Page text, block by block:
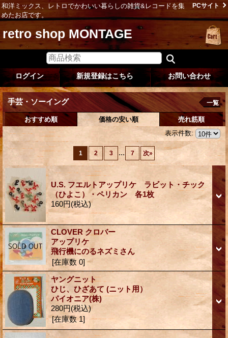
和洋ミックス、レトロでかわいい暮らしの雑貨&レコードを集
めたお店です。
PCサイト
retro shop MONTAGE
ログイン 新規登録はこちら お問い合わせ
手芸・ソーイング 一覧
おすすめ順 価格の安い順
売れ筋順
表示件数:
1 2 3 ... 7 次»
U.S. フエルトアップリケ ラビット・チック
（ひよこ）・ペリカン 各1枚
160円(税込)
CLOVER クロバー
アップリケ
飛行機にのるネズミさん
[在庫数 0]
ヤングニット
ひじ、ひざあて (ニット用）
パイオニア(株)
280円(税込)
[在庫数 1]